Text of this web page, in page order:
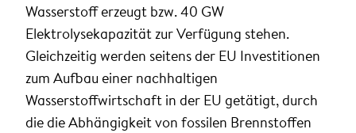
Wasserstoff erzeugt bzw. 40 GW
Elektrolysekapazität zur Verfügung stehen.
Gleichzeitig werden seitens der EU Investitionen
zum Aufbau einer nachhaltigen
Wasserstoffwirtschaft in der EU getätigt, durch
die die Abhängigkeit von fossilen Brennstoffen